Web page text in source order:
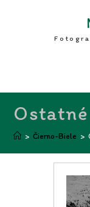
> Čierno-Biele >